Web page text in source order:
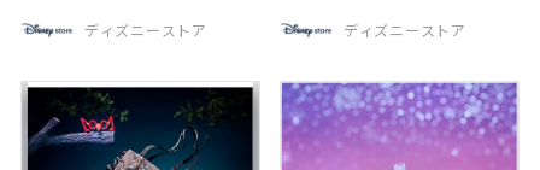
ディズニーストア ディズニーストア